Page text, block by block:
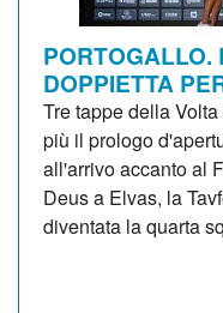
PORTOGALLO.
DOPPIETTA
Tre tappe della
più il prologo
all'arrivo accanto al
Deus a Elvas, la
diventata la quarta